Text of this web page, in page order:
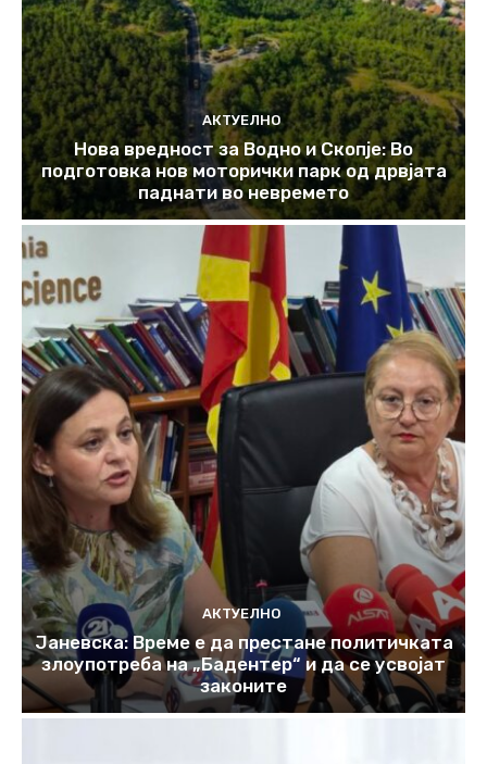
АКТУЕЛНО
Нова вредност за Водно и Скопје: Во
подготовка нов моторички парк од дрвјата
паднати во невремето
АКТУЕЛНО
Јаневска: Време е да престане политичката
злоупотреба на „Бадентер“ и да се усвојат
законите